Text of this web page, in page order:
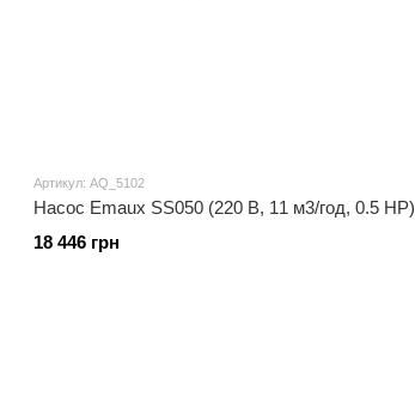
Артикул: AQ_5102
Насос Emaux SS050 (220 В, 11 м3/год, 0.5 HP)
18 446 грн